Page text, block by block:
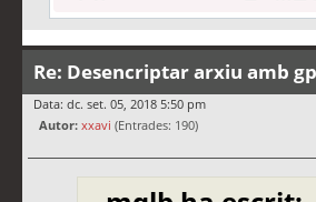
/home/miquel/
-rw------- 1
/home/miquel/
Re: Desencriptar arxiu amb
Data: dc. set. 05, 2018 5:50 pm
Autor: xxavi (Entrades: 190)